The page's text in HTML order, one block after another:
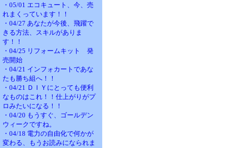
・05/01 エコキュート、今、売
れまくっています！！
・04/27 あなたが今後、飛躍で
きる方法、スキルがありま
す！！
・04/25 リフォームキット 発
売開始
・04/21 インフォカートであな
たも勝ち組へ！！
・04/21 ＤＩＹにとっても便利
なものはこれ！！仕上がりがプ
ロみたいになる！！
・04/20 もうすぐ、ゴールデン
ウィークですね。
・04/18 電力の自由化で何かが
変わる、もうお読みになられま